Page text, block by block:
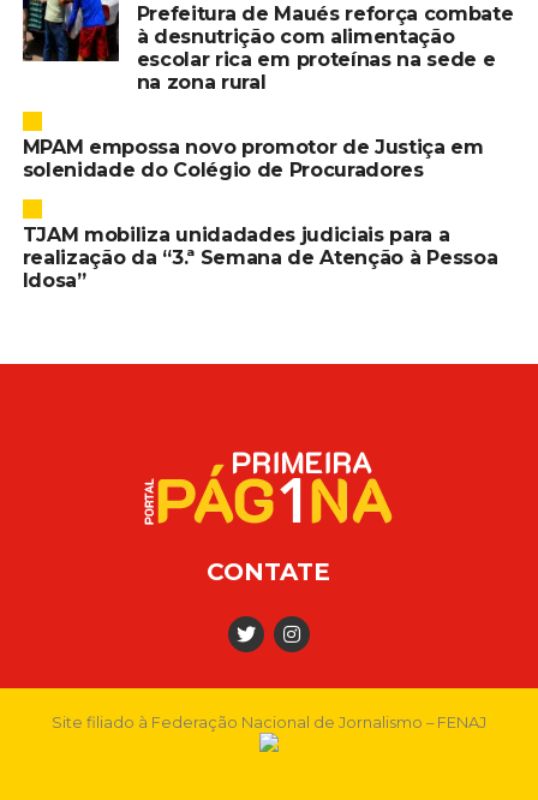
Prefeitura de Maués reforça combate
à desnutrição com alimentação
escolar rica em proteínas na sede e
na zona rural
MPAM empossa novo promotor de Justiça em
solenidade do Colégio de Procuradores
TJAM mobiliza unidadades judiciais para a
realização da “3.ª Semana de Atenção à Pessoa
Idosa”
CONTATE
Site filiado à Federação Nacional de Jornalismo – FENAJ